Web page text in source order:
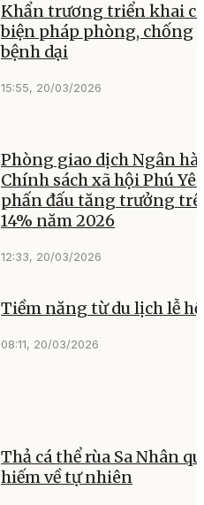
Khẩn trương triển khai
biện pháp phòng, chống
bệnh dại
15:55, 20/03/2026
Phòng giao dịch Ngân
Chính sách xã hội Phú
phấn đấu tăng trưởng
14% năm 2026
12:33, 20/03/2026
Tiềm năng từ du lịch lễ
08:11, 20/03/2026
Thả cá thể rùa Sa Nhân
hiếm về tự nhiên